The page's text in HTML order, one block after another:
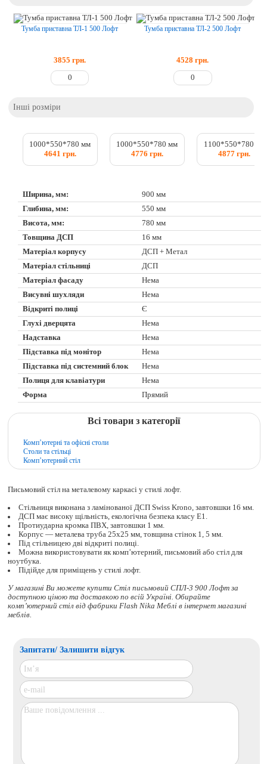
Тумба приставна ТЛ-1 500 Лофт
3855 грн.
Тумба приставна ТЛ-2 500 Лофт
4528 грн.
Інші розміри
1000*550*780 мм
4641 грн.
1000*550*780 мм
4776 грн.
1100*550*780 мм
4877 грн.
Ширина, мм:
900 мм
Глибина, мм:
550 мм
Висота, мм:
780 мм
Товщина ДСП
16 мм
Матеріал корпусу
ДСП + Метал
Матеріал стільниці
ДСП
Матеріал фасаду
Нема
Висувні шухляди
Нема
Відкриті полиці
Є
Глухі дверцята
Нема
Надставка
Нема
Підставка під монітор
Нема
Підставка під системний блок
Нема
Полиця для клавіатури
Нема
Форма
Прямий
Всі товари з категорії
Комп’ютерні та офісні столи
Столи та стільці
Комп’ютерний стіл
Письмовий стіл на металевому каркасі у стилі лофт.
Стільниця виконана з ламінованої ДСП Swiss Krono, завтовшки 16 мм.
ДСП має високу щільність, екологічна безпека класу Е1.
Протиударна кромка ПВХ, завтовшки 1 мм.
Корпус — металева труба 25х25 мм, товщина стінок 1, 5 мм.
Під стільницею дві відкриті полиці.
Можна використовувати як комп’ютерний, письмовий або стіл для
ноутбука.
Підійде для приміщень у стилі лофт.
У магазині Ви можете купити Стіл письмовий СПЛ-3 900 Лофт за
доступною ціною та доставкою по всій Україні. Обирайте
комп’ютерний стілвід фабрики Flash Nika Меблі в інтернет магазині
меблів.
Запитати/ Залишити відгук